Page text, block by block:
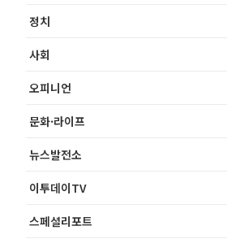
정치
사회
오피니언
문화·라이프
뉴스발전소
이투데이TV
스페셜리포트